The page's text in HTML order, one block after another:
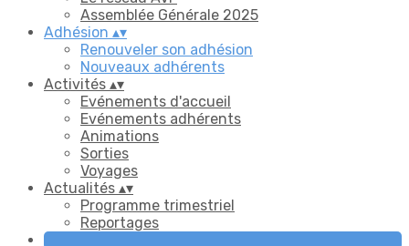
Assemblée Générale 2025
Adhésion ▴▾
Renouveler son adhésion
Nouveaux adhérents
Activités ▴▾
Evénements d'accueil
Evénements adhérents
Animations
Sorties
Voyages
Actualités ▴▾
Programme trimestriel
Reportages